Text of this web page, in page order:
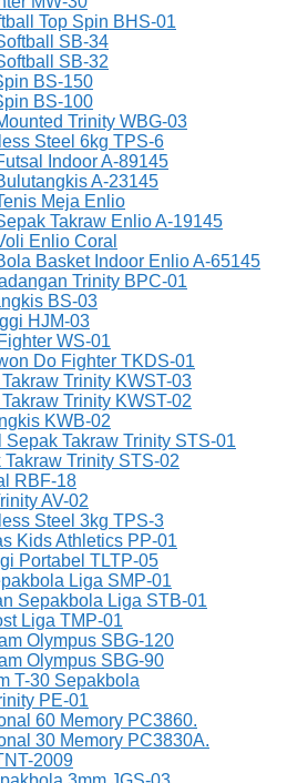
Top Spin BHS-01
SB-34
SB-32
BS-150
BS-100
Trinity WBG-03
Steel 6kg TPS-6
Indoor A-89145
A-23145
Meja Enlio
Takraw Enlio A-19145
Enlio Coral
Basket Indoor Enlio A-65145
Trinity BPC-01
BS-03
HJM-03
WS-01
Do Fighter TKDS-01
Trinity KWST-03
Trinity KWST-02
KWB-02
Takraw Trinity STS-01
Trinity STS-02
RBF-18
AV-02
Steel 3kg TPS-3
Kids Athletics PP-01
Portabel TLTP-05
Liga SMP-01
Sepakbola Liga STB-01
Liga TMP-01
Olympus SBG-120
Olympus SBG-90
T-30 Sepakbola
PE-01
60 Memory PC3860.
30 Memory PC3830A.
2009